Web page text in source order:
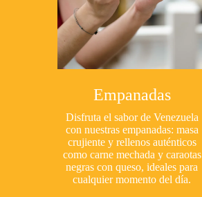
Empanadas
Disfruta el sabor de Venezuela
con nuestras empanadas: masa
crujiente y rellenos auténticos
como carne mechada y caraotas
negras con queso, ideales para
cualquier momento del día.